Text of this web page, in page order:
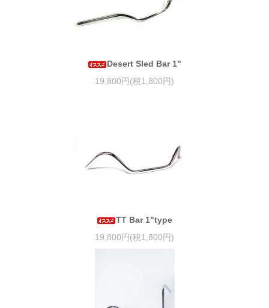
Desert Sled Bar 1"
19,800円(税1,800円)
TT Bar 1"type
19,800円(税1,800円)